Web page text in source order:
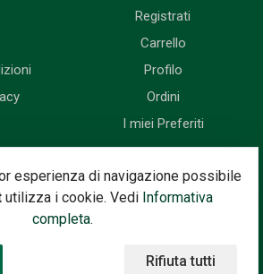
esperienza di navigazione possibile
utilizza i cookie. Vedi Informativa
completa.
Rifiuta tutti
Registrati
Carrello
Profilo
Ordini
I miei Preferiti
Newsletter
newsletter. Riceverai prima di tutti le
le offerte, i prossimi eventi...
Iscriviti